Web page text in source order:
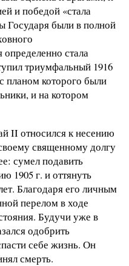
и победой «стала
Государя были в полной
стала
триумфальный 1916
планом которого были
и на котором
II относился к несению
священному долгу
сумел подавить
1905 г. и оттянуть
Благодаря его личным
перелом в ходе
Будучи уже в
одобрить
себе жизнь. Он
смерть.